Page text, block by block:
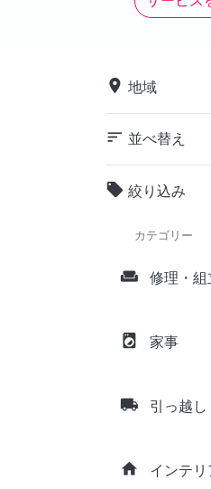
place 地域
sort 並べ替え
local_offer 絞り込み
カテゴリー
weekend 修理・組
local_laundry_service 家事
local_shipping 引っ越し
home インテリ